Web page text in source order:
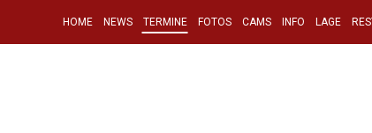
HOME NEWS TERMINE FOTOS CAMS INFO LAGE